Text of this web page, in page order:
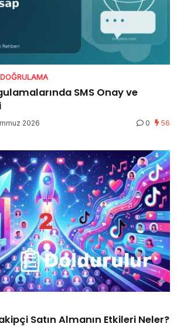
SMS Onay ve
2026 0 56
Satın Almanın Etkileri Neler?